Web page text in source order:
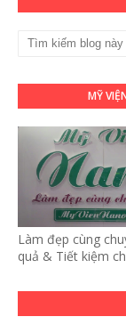
MỸ
Làm đẹp cùng
quả & Tiết kiệm